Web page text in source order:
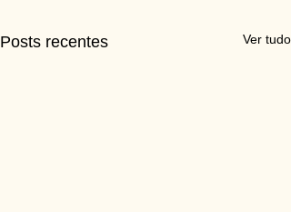
Posts recentes Ver tudo